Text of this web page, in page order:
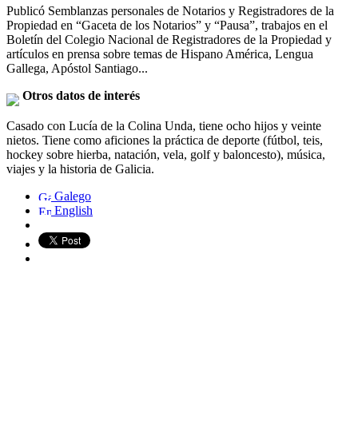
Publicó Semblanzas personales de Notarios y Registradores de la
Propiedad en “Gaceta de los Notarios” y “Pausa”, trabajos en el
Boletín del Colegio Nacional de Registradores de la Propiedad y
artículos en prensa sobre temas de Hispano América, Lengua
Gallega, Apóstol Santiago...
Otros datos de interés
Casado con Lucía de la Colina Unda, tiene ocho hijos y veinte
nietos. Tiene como aficiones la práctica de deporte (fútbol, teis,
hockey sobre hierba, natación, vela, golf y baloncesto), música,
viajes y la historia de Galicia.
Galego
English